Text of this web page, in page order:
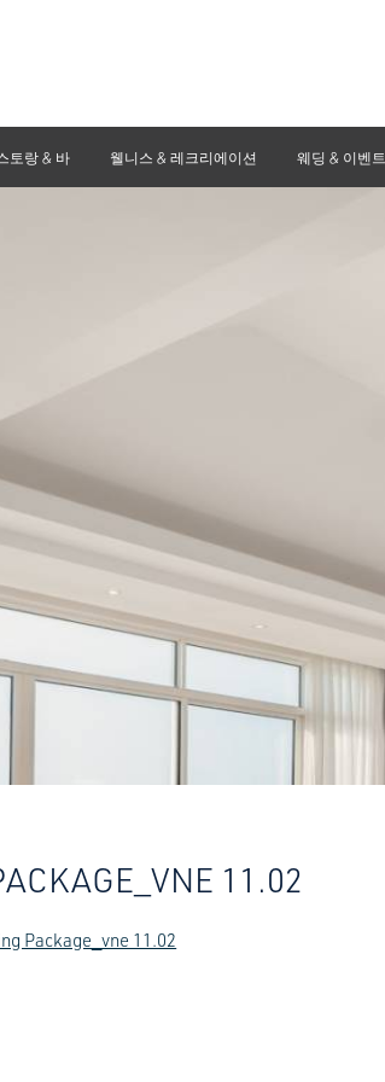
토랑 & 바 웰니스 & 레크리에이션 웨딩 & 이벤트
11.02
Package_vne 11.02